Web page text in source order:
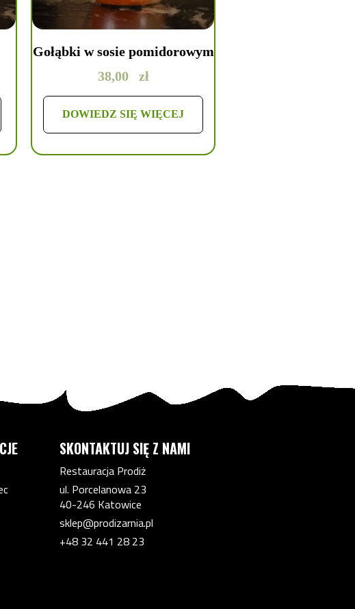
Gołąbki w sosie pomidorowym
38,00 zł
DOWIEDZ SIĘ WIĘCEJ
SKONTAKTUJ SIĘ Z NAMI
Restauracja Prodiż
ul. Porcelanowa 23
40-246 Katowice
sklep@prodizarnia.pl
+48 32 441 28 23